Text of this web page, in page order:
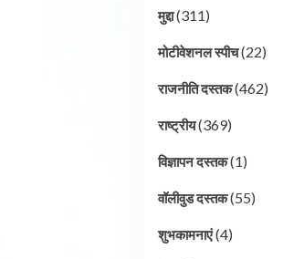
मुद्दा(311)
मोटीवेशनल स्पीच(22)
राजनीति दस्तक(462)
राष्ट्रीय(369)
विज्ञापन दस्तक(1)
वॉलीवुड दस्तक(55)
शुभकामनाएं(4)